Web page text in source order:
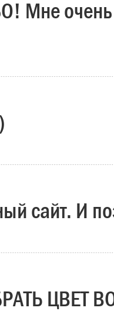
Мне
сайт. И
ЦВЕТ